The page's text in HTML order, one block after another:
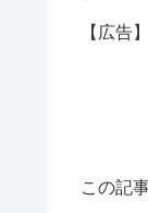
【広告
この記